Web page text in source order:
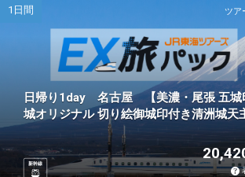
ツア
1日間
日帰り1day 名古屋 【美濃・尾張 五城
城オリジナル 切り絵御城印付き清洲城天
新幹線